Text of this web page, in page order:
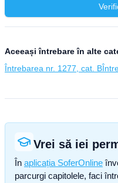
Aceeași întrebare în alte
Întrebarea nr. 1277, cat. B
Vrei să iei
În aplicația SoferOnline
parcurgi capitolele, faci